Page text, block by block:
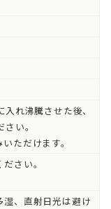
れ沸騰させた後、
い。
ただけます。
さい。
、直射日光は避け